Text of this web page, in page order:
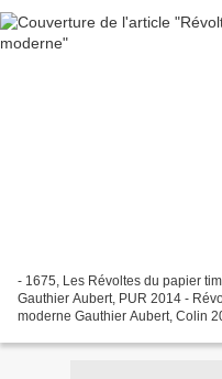
- 1675, Les Révoltes du papier
Gauthier Aubert, PUR 2014 -
moderne Gauthier Aubert, Colin
-9782200274900.htm...